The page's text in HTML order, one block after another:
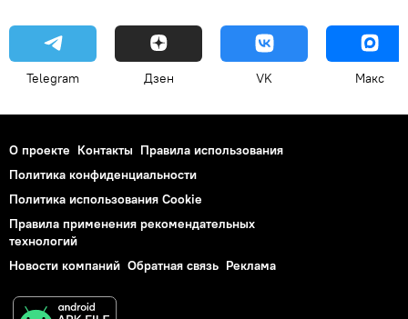
Telegram Дзен VK Макс
О проекте Контакты Правила использования
Политика конфиденциальности
Политика использования Cookie
Правила применения рекомендательных
технологий
Новости компаний Обратная связь Реклама